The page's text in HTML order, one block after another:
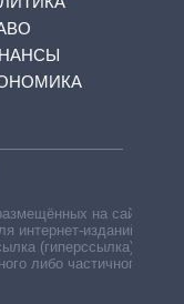
на сайте,
интернет-изданий —
(гиперссылка)
либо частичного